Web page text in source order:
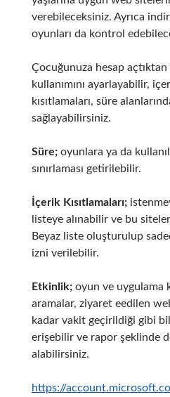
verebileceksiniz. Ayrıca
oyunları da kontrol
Çocuğunuza hesap
kullanımını ayarlayabilir,
kısıtlamaları, süre
sağlayabilirsiniz.
Süre;oyunlara ya da
sınırlaması getirilebilir.
İçerik Kısıtlamaları;
listeye alınabilir ve bu
Beyaz liste oluşturulup
izni verilebilir.
Etkinlik;oyun ve uygulama
aramalar, ziyaret eedilen
kadar vakit geçirildiği gibi
erişebilir ve rapor şeklinde
alabilirsiniz.
https://